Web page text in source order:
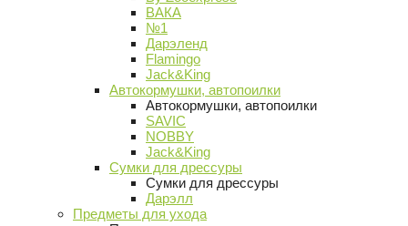
ВАКА
№1
Дарэленд
Flamingo
Jack&King
Автокормушки, автопоилки
Автокормушки, автопоилки
SAVIC
NOBBY
Jack&King
Сумки для дрессуры
Сумки для дрессуры
Дарэлл
Предметы для ухода